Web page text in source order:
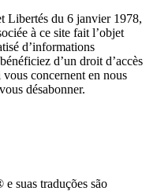
Libertés du 6 janvier 1978,
à ce site fait l’objet
d’informations
d’un droit d’accès
concernent en nous
désabonner.
suas traduções são